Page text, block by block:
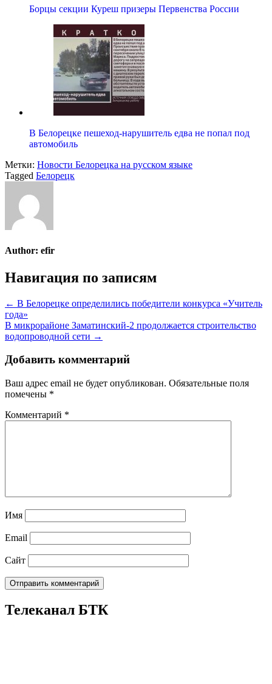
Борцы секции Куреш призеры Первенства России
В Белорецке пешеход-нарушитель едва не попал под
автомобиль
Метки: Новости Белорецка на русском языке
Tagged Белорецк
Author: efir
Навигация по записям
← В Белорецке определились победители конкурса «Учитель
года»
В микрорайоне Заматинский-2 продолжается строительство
водопроводной сети →
Добавить комментарий
Ваш адрес email не будет опубликован. Обязательные поля
помечены *
Комментарий *
Имя
Email
Сайт
Телеканал БТК